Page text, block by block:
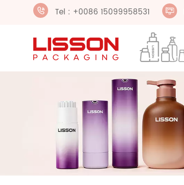
Tel : +0086 15099958531